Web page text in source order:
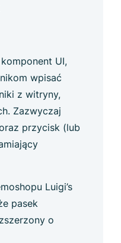
UI,
wpisać
z witryny,
Zazwyczaj
przycisk (lub
Luigi’s
pasek
o